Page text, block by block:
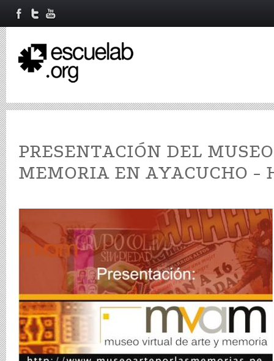
PRESENTACIÓN DEL
MEMORIA EN AYACUCHO -